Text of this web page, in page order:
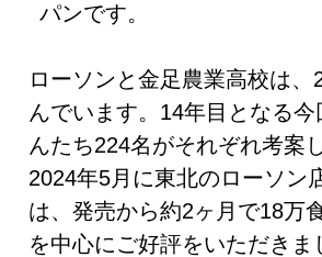
パンです。
ローソンと金足農業高校は
んでいます。14年目となる
んたち224名がそれぞれ考案
2024年5月に東北のローソン
は、発売から約2ヶ月で18万
を中心にご好評をいただきま